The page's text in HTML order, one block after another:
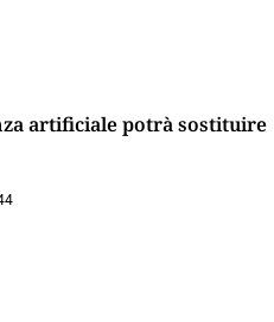
artificiale potrà sostituire